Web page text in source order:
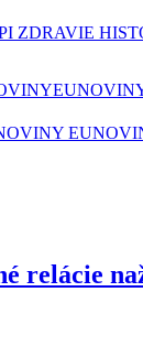
ZDRAVIE
relácie